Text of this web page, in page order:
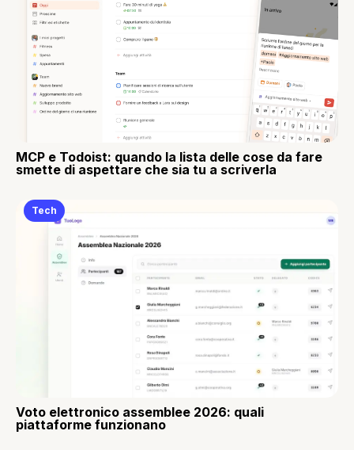
MCP e Todoist: quando la lista delle cose da fare
smette di aspettare che sia tu a scriverla
Tech
Voto elettronico assemblee 2026: quali
piattaforme funzionano